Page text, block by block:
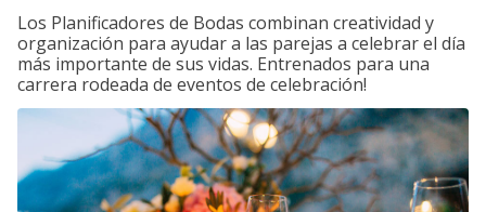
Los Planificadores de Bodas combinan creatividad y
organización para ayudar a las parejas a celebrar el día
más importante de sus vidas. Entrenados para una
carrera rodeada de eventos de celebración!